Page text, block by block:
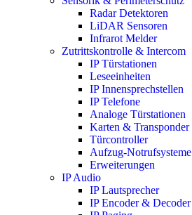
Radar Detektoren
LiDAR Sensoren
Infrarot Melder
Zutrittskontrolle & Intercom
IP Türstationen
Leseeinheiten
IP Innensprechstellen
IP Telefone
Analoge Türstationen
Karten & Transponder
Türcontroller
Aufzug-Notrufsysteme
Erweiterungen
IP Audio
IP Lautsprecher
IP Encoder & Decoder